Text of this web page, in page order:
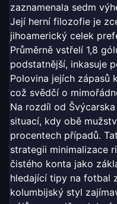
zaznamenala sedm
Její herní filozofie je
jihoamerický celek
Průměrně vstřelí 1,8
podstatnější, inkasuje
Polovina jejích zápasů
což svědčí o
Na rozdíl od
situací, kdy obě
procentech případů.
strategii minimalizace
čistého konta jako
hledající tipy na fotbal
kolumbijský styl